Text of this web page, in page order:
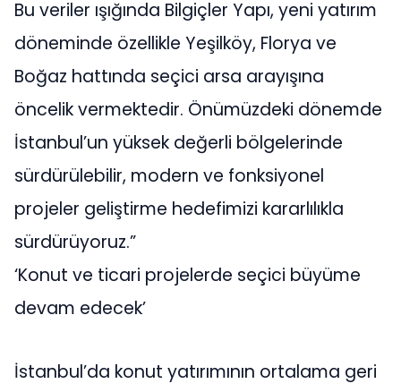
Bu veriler ışığında Bilgiçler Yapı, yeni yatırım
döneminde özellikle Yeşilköy, Florya ve
Boğaz hattında seçici arsa arayışına
öncelik vermektedir. Önümüzdeki dönemde
İstanbul’un yüksek değerli bölgelerinde
sürdürülebilir, modern ve fonksiyonel
projeler geliştirme hedefimizi kararlılıkla
sürdürüyoruz.”
‘Konut ve ticari projelerde seçici büyüme
devam edecek’
İstanbul’da konut yatırımının ortalama geri